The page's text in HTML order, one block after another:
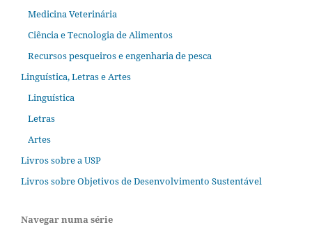
Medicina Veterinária
Ciência e Tecnologia de Alimentos
Recursos pesqueiros e engenharia de pesca
Linguística, Letras e Artes
Linguística
Letras
Artes
Livros sobre a USP
Livros sobre Objetivos de Desenvolvimento Sustentável
Navegar numa série